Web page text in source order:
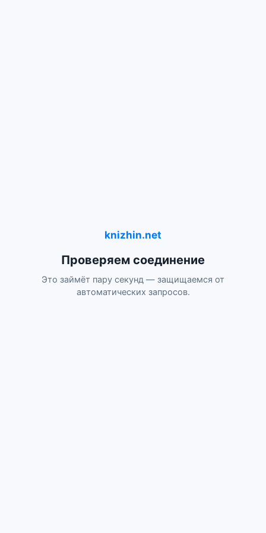
knizhin.net
Проверяем соединение
Это займёт пару секунд — защищаемся от
автоматических запросов.